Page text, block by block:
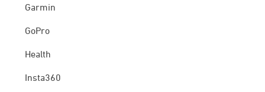
Garmin
GoPro
Health
Insta360